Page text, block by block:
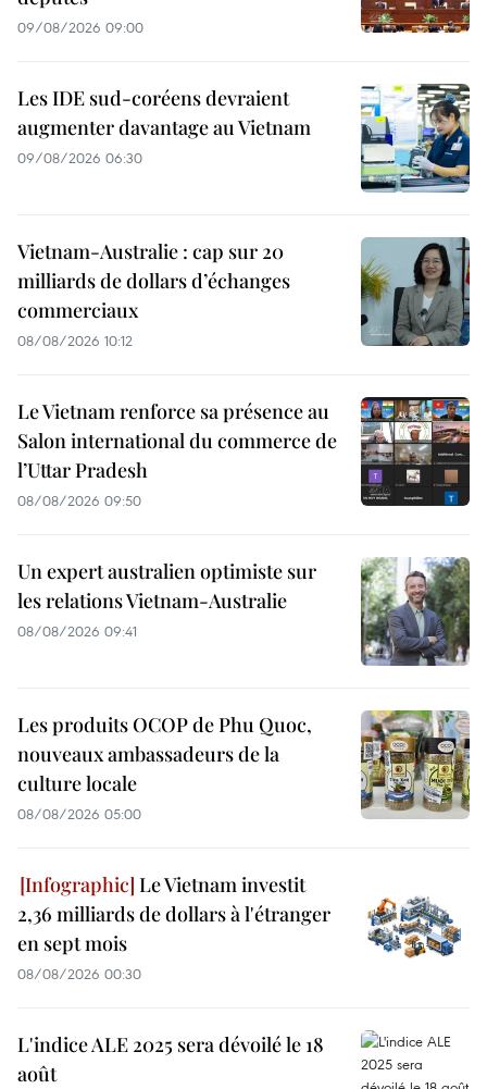
09/08/2026 09:00
Les IDE sud-coréens devraient
augmenter davantage au Vietnam
09/08/2026 06:30
Vietnam-Australie : cap sur 20
milliards de dollars d’échanges
commerciaux
08/08/2026 10:12
Le Vietnam renforce sa présence au
Salon international du commerce de
l’Uttar Pradesh
08/08/2026 09:50
Un expert australien optimiste sur
les relations Vietnam-Australie
08/08/2026 09:41
Les produits OCOP de Phu Quoc,
nouveaux ambassadeurs de la
culture locale
08/08/2026 05:00
Le Vietnam investit
2,36 milliards de dollars à l'étranger
en sept mois
08/08/2026 00:30
L'indice ALE 2025 sera dévoilé le 18
août